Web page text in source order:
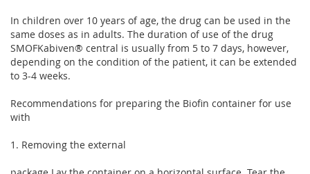
In children over 10 years of age, the drug can be used in the
same doses as in adults. The duration of use of the drug
SMOFKabiven® central is usually from 5 to 7 days, however,
depending on the condition of the patient, it can be extended
to 3-4 weeks.
Recommendations for preparing the Biofin container for use
with
1. Removing the external